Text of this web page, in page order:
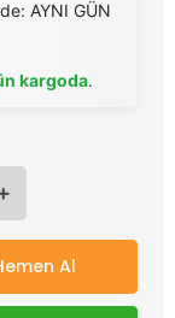
AYNI GÜN
kargoda.
Al